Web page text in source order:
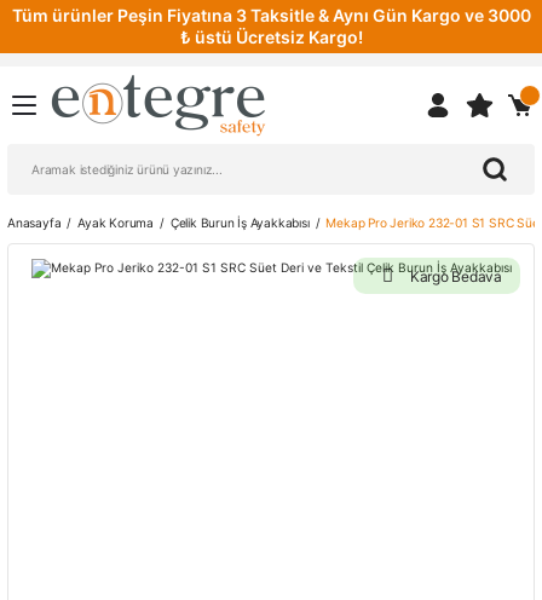
Tüm ürünler Peşin Fiyatına 3 Taksitle & Aynı Gün Kargo ve 3000
₺ üstü Ücretsiz Kargo!
Anasayfa Ayak Koruma Çelik Burun İş Ayakkabısı Mekap Pro Jeriko 232-01 S1 SRC
Kargo Bedava